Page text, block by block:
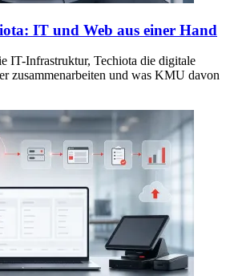
IT und Web aus einer Hand
IT-Infrastruktur, Techiota die digitale
zusammenarbeiten und was KMU davon